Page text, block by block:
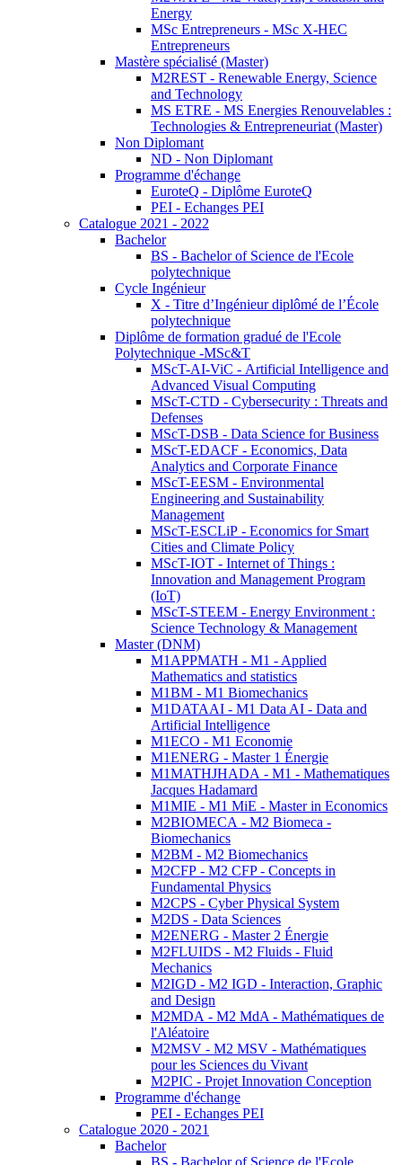
Energy
MSc Entrepreneurs - MSc X-HEC
Entrepreneurs
Mastère spécialisé (Master)
M2REST - Renewable Energy, Science
and Technology
MS ETRE - MS Energies Renouvelables :
Technologies & Entrepreneuriat (Master)
Non Diplomant
ND - Non Diplomant
Programme d'échange
EuroteQ - Diplôme EuroteQ
PEI - Echanges PEI
Catalogue 2021 - 2022
Bachelor
BS - Bachelor of Science de l'Ecole
polytechnique
Cycle Ingénieur
X - Titre d’Ingénieur diplômé de l’École
polytechnique
Diplôme de formation gradué de l'Ecole
Polytechnique -MSc&T
MScT-AI-ViC - Artificial Intelligence and
Advanced Visual Computing
MScT-CTD - Cybersecurity : Threats and
Defenses
MScT-DSB - Data Science for Business
MScT-EDACF - Economics, Data
Analytics and Corporate Finance
MScT-EESM - Environmental
Engineering and Sustainability
Management
MScT-ESCLiP - Economics for Smart
Cities and Climate Policy
MScT-IOT - Internet of Things :
Innovation and Management Program
(IoT)
MScT-STEEM - Energy Environment :
Science Technology & Management
Master (DNM)
M1APPMATH - M1 - Applied
Mathematics and statistics
M1BM - M1 Biomechanics
M1DATAAI - M1 Data AI - Data and
Artificial Intelligence
M1ECO - M1 Economie
M1ENERG - Master 1 Énergie
M1MATHJHADA - M1 - Mathematiques
Jacques Hadamard
M1MIE - M1 MiE - Master in Economics
M2BIOMECA - M2 Biomeca -
Biomechanics
M2BM - M2 Biomechanics
M2CFP - M2 CFP - Concepts in
Fundamental Physics
M2CPS - Cyber Physical System
M2DS - Data Sciences
M2ENERG - Master 2 Énergie
M2FLUIDS - M2 Fluids - Fluid
Mechanics
M2IGD - M2 IGD - Interaction, Graphic
and Design
M2MDA - M2 MdA - Mathématiques de
l'Aléatoire
M2MSV - M2 MSV - Mathématiques
pour les Sciences du Vivant
M2PIC - Projet Innovation Conception
Programme d'échange
PEI - Echanges PEI
Catalogue 2020 - 2021
Bachelor
BS - Bachelor of Science de l'Ecole